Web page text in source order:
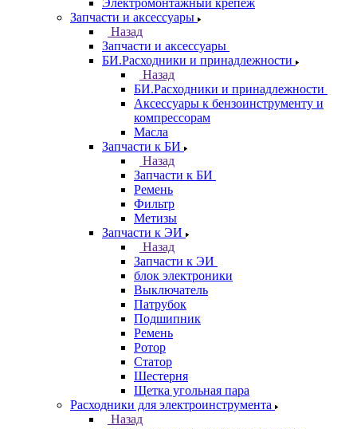
Электромонтажный крепеж
Запчасти и аксессуары
Назад
Запчасти и аксессуары
БИ.Расходники и принадлежности
Назад
БИ.Расходники и принадлежности
Аксессуары к бензоинструменту и
компрессорам
Масла
Запчасти к БИ
Назад
Запчасти к БИ
Ремень
Фильтр
Метизы
Запчасти к ЭИ
Назад
Запчасти к ЭИ
блок электроники
Выключатель
Патрубок
Подшипник
Ремень
Ротор
Статор
Шестерня
Щетка угольная пара
Расходники для электроинструмента
Назад